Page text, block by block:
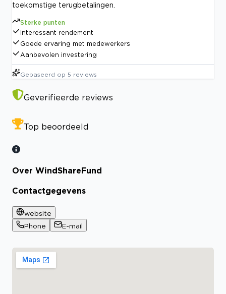
toekomstige terugbetalingen.
Sterke punten
Interessant rendement
Goede ervaring met medewerkers
Aanbevolen investering
Gebaseerd op 5 reviews
Geverifieerde reviews
Top beoordeeld
Over WindShareFund
Contactgegevens
website
Phone
E-mail